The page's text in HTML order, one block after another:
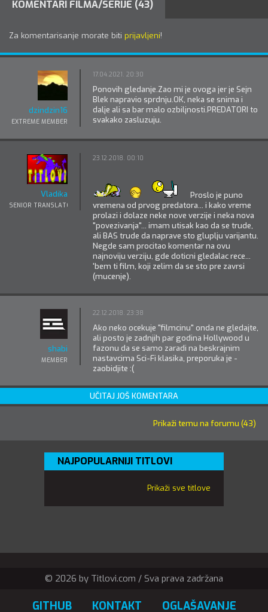
KOMENTARI FILMA/SERIJE (43)
Za komentarisanje morate biti prijavljeni!
dzindzin16
EXTREME MEMBER
17.04.2021. 20:30
Ponovih gledanje.Zao mi je ovoga jer je Sejn
Blek napravio sprdnju.OK, neka se snima i
dalje ali sa bar malo ozbiljnosti.PREDATORI to
svakako zasluzuju.
Vladika
SENIOR TRANSLATOR
23.12.2018. 00:10
Proslo je puno
vremena od prvog predatora... i kako vreme
prolazi i dolaze neke nove verzije i neka nova
"povezivanja"... imam utisak kao da se trude,
ali BAS trude da naprave sto gluplju varijantu.
Negde sam procitao komentar na ovu
najnoviju verziju, gde doticni gledalac rece...
'bem ti film, koji zelim da se sto pre zavrsi
(mucenje).
shabi
MEMBER
22.12.2018. 23:38
Ako neko ocekuje "filmcinu" onda ne gledajte,
ali posto je zadnjih par godina Hollywood u
fazonu da se samo zaradi na beskrajnim
nastavcima Sci-Fi klasika, preporuka je -
zaobidjite :(
UČITAJ JOŠ KOMENTARA
Prikaži temu na forumu (43)
NAJPOPULARNIJI TITLOVI
Prikaži sve titlove
© 2026 by Titlovi.com / Sva prava zadržana
GITHUB KONTAKT OGLAŠAVANJE